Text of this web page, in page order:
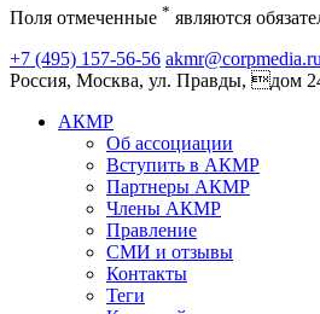
Поля отмеченные * являются
+7 (495) 157-56-56 akmr@corpmedia.ru
Россия, Москва, ул. Правды, дом
АКМР
Об ассоциации
Вступить в АКМР
Партнеры АКМР
Члены АКМР
Правление
СМИ и отзывы
Контакты
Теги